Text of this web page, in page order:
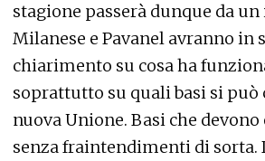
stagione passerà dunque da
Milanese e Pavanel avranno in
chiarimento su cosa ha
soprattutto su quali basi si può
nuova Unione. Basi che
senza fraintendimenti di sorta.